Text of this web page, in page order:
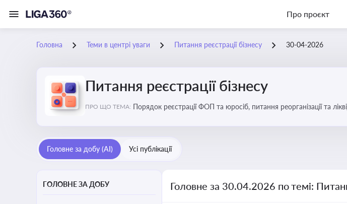
Про проєкт
Головна Теми в центрі уваги Питання реєстрації бізнесу 30-04-2026
Питання реєстрації бізнесу
ПРО ЩО ТЕМА: Порядок реєстрації ФОП та юросіб, питання реорганізації та ліквідації бізнесу, вимоги, процедури, податкові аспекти та зміни в законодавстві
Головне за добу (AI) Усі публікації
ГОЛОВНЕ ЗА ДОБУ Головне за 30.04.2026 по темі: